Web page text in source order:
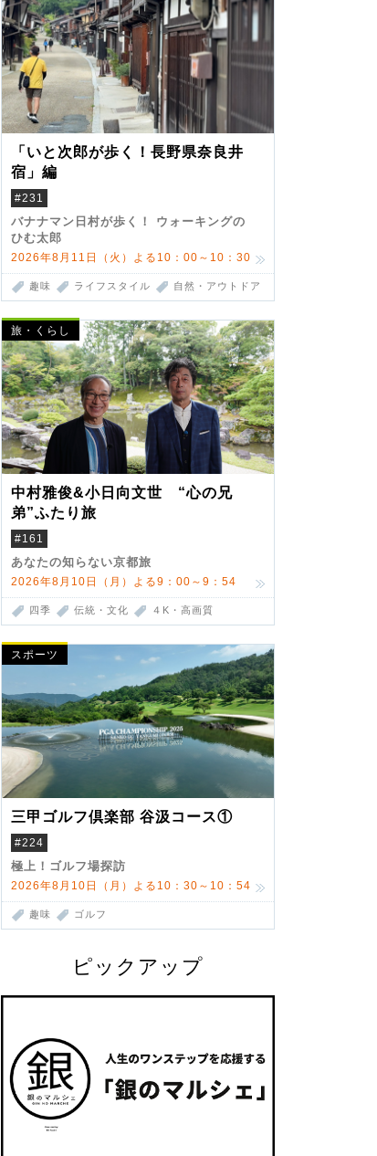
「いと次郎が歩く！長野県奈良井
宿」編
#231
バナナマン日村が歩く！ ウォーキングの
ひむ太郎
2026年8月11日（火）よる10：00～10：30
趣味 ライフスタイル 自然・アウトドア
旅・くらし
中村雅俊&小日向文世 “心の兄
弟”ふたり旅
#161
あなたの知らない京都旅
2026年8月10日（月）よる9：00～9：54
四季 伝統・文化 ４K・高画質
スポーツ
三甲ゴルフ倶楽部 谷汲コース①
#224
極上！ゴルフ場探訪
2026年8月10日（月）よる10：30～10：54
趣味 ゴルフ
ピックアップ